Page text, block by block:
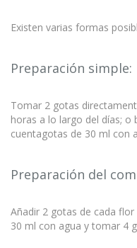
Existen varias formas
Preparación simple:
Tomar 2 gotas
horas a lo largo del días; o
cuentagotas de 30 ml con
Preparación del
Añadir 2 gotas de cada
30 ml con agua y tomar 4